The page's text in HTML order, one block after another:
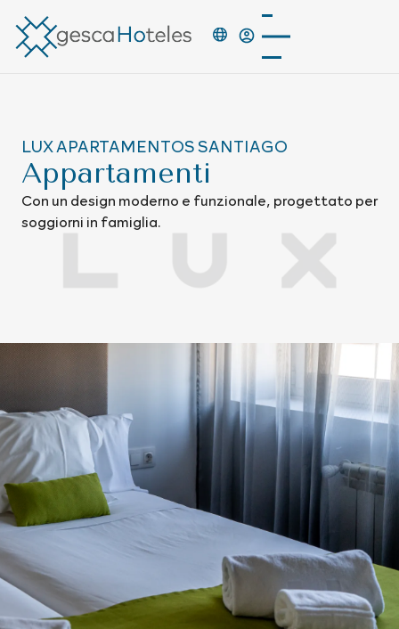
LUX APARTAMENTOS SANTIAGO
Appartamenti
Con un design moderno e funzionale, progettato per
soggiorni in famiglia.